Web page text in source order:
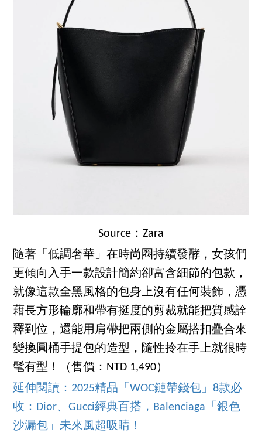
Source：Zara
隨著「低調奢華」在時尚圈持續發酵，女孩們
更傾向入手一款設計簡約卻富含細節的包款，
就像這款全黑風格的包身上沒有任何裝飾，憑
藉長方形輪廓和帶有挺度的剪裁就能把質感詮
釋到位，還能用肩帶把兩側的金屬搭扣疊合來
變換圓桶手提包的造型，隨性拎在手上就很時
髦有型！（售價：NTD 1,490）
延伸閱讀：2025精品「WOC鏈帶錢包」8款必
收：Dior、Gucci經典百搭，Balenciaga「銀色
沙漏包」未來風超吸睛！